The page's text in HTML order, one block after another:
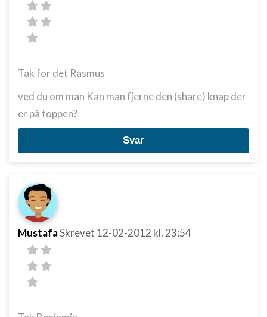
Tak for det Rasmus
ved du om man Kan man fjerne den (share) knap der
er på toppen?
Svar
MustafaSkrevet 12-02-2012 kl. 23:54